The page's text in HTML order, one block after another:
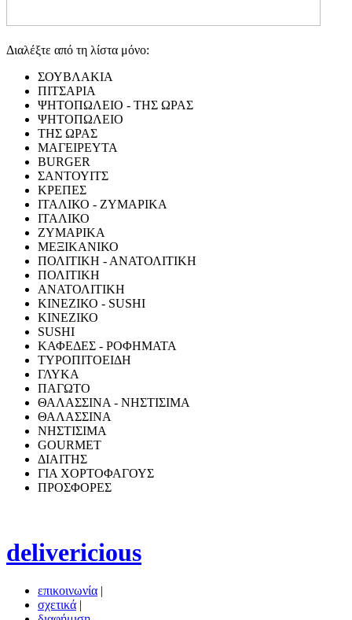
Διαλέξτε από τη λίστα μόνο:
ΣΟΥΒΛΑΚΙΑ
ΠΙΤΣΑΡΙΑ
ΨΗΤΟΠΩΛΕΙΟ - ΤΗΣ ΩΡΑΣ
ΨΗΤΟΠΩΛΕΙΟ
ΤΗΣ ΩΡΑΣ
ΜΑΓΕΙΡΕΥΤΑ
BURGER
ΣΑΝΤΟΥΙΤΣ
ΚΡΕΠΕΣ
ΙΤΑΛΙΚΟ - ΖΥΜΑΡΙΚΑ
ΙΤΑΛΙΚΟ
ΖΥΜΑΡΙΚΑ
ΜΕΞΙΚΑΝΙΚΟ
ΠΟΛΙΤΙΚΗ - ΑΝΑΤΟΛΙΤΙΚΗ
ΠΟΛΙΤΙΚΗ
ΑΝΑΤΟΛΙΤΙΚΗ
ΚΙΝΕΖΙΚΟ - SUSHI
ΚΙΝΕΖΙΚΟ
SUSHI
ΚΑΦΕΔΕΣ - ΡΟΦΗΜΑΤΑ
ΤΥΡΟΠΙΤΟΕΙΔΗ
ΓΛΥΚΑ
ΠΑΓΩΤΟ
ΘΑΛΑΣΣΙΝΑ - ΝΗΣΤΙΣΙΜΑ
ΘΑΛΑΣΣΙΝΑ
ΝΗΣΤΙΣΙΜΑ
GOURMET
ΔΙΑΙΤΗΣ
ΓΙΑ ΧΟΡΤΟΦΑΓΟΥΣ
ΠΡΟΣΦΟΡΕΣ
delivericious
επικοινωνία |
σχετικά |